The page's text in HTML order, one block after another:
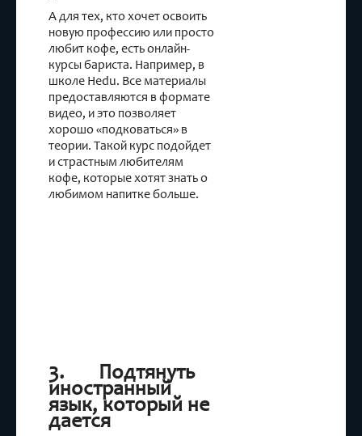
А для тех, кто хочет освоить
новую профессию или просто
любит кофе, есть онлайн-
курсы бариста. Например, в
школе Hedu. Все материалы
предоставляются в формате
видео, и это позволяет
хорошо «подковаться» в
теории. Такой курс подойдет
и страстным любителям
кофе, которые хотят знать о
любимом напитке больше.
3. Подтянуть
иностранный
язык, который не
дается